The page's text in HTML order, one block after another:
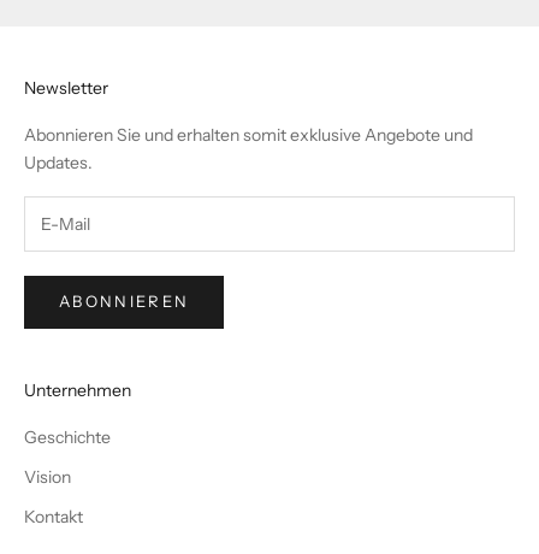
Newsletter
Abonnieren Sie und erhalten somit exklusive Angebote und
Updates.
ABONNIEREN
Unternehmen
Geschichte
Vision
Kontakt